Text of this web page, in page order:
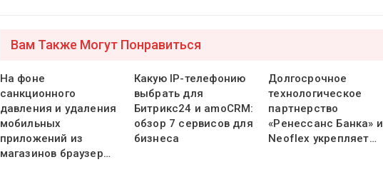
Вам Также Могут Понравиться
На фоне
санкционного
давления и удаления
мобильных
приложений из
магазинов браузер…
Какую IP-телефонию
выбрать для
Битрикс24 и amoCRM:
обзор 7 сервисов для
бизнеса
Долгосрочное
технологическое
партнерство
«Ренессанс Банка» и
Neoflex укрепляет…